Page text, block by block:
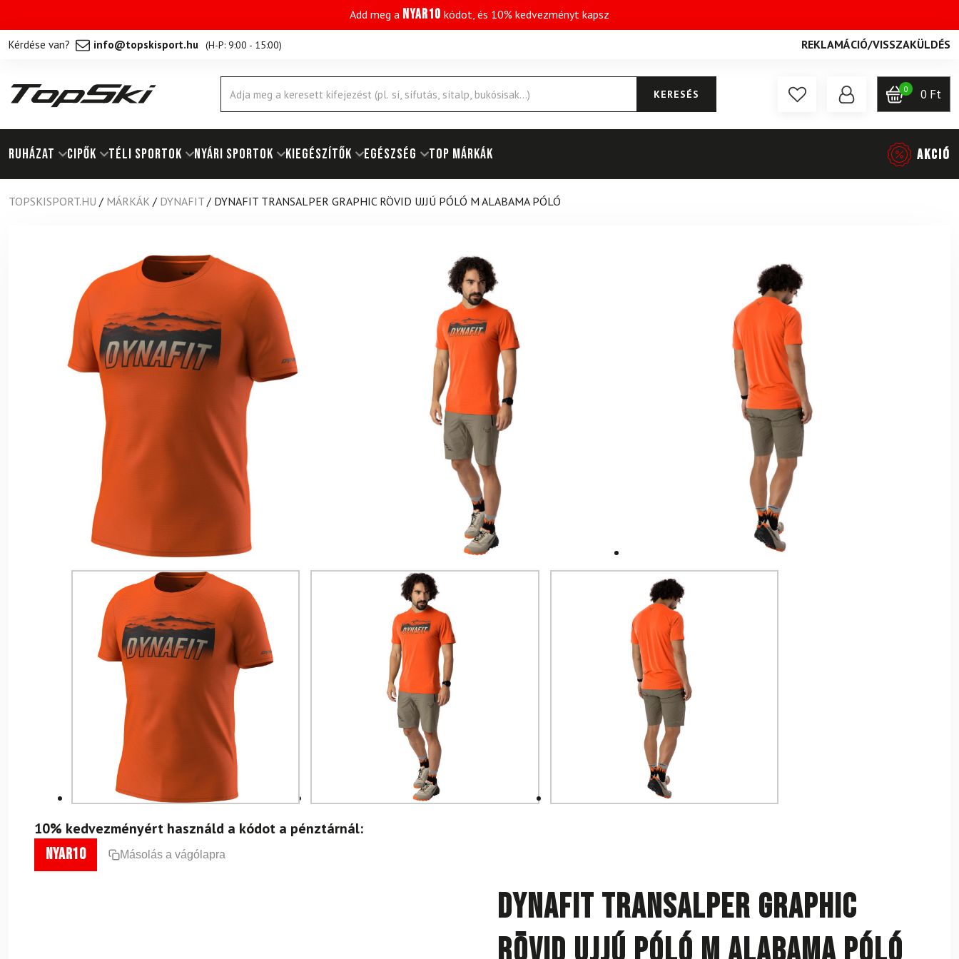
Add meg a NYAR10 kódot, és 10% kedvezményt kapsz
Kérdése van? info@topskisport.hu (H-P: 9:00 - 15:00) REKLAMÁCIÓ/VISSZAKÜLDÉS
Products
search
KERESÉS 0 0 Ft
RUHÁZAT Cipők TÉLI SPORTOK NYÁRI SPORTOK KIEGÉSZÍTŐK EGÉSZSÉG Top márkák AKCIÓ
TOPSKISPORT.HU / MÁRKÁK / DYNAFIT / DYNAFIT TRANSALPER GRAPHIC RÖVID UJJÚ PÓLÓ M ALABAMA PÓLÓ
10% kedvezményért használd a kódot a pénztárnál:
nyar10 Másolás a vágólapra
DYNAFIT Transalper Graphic